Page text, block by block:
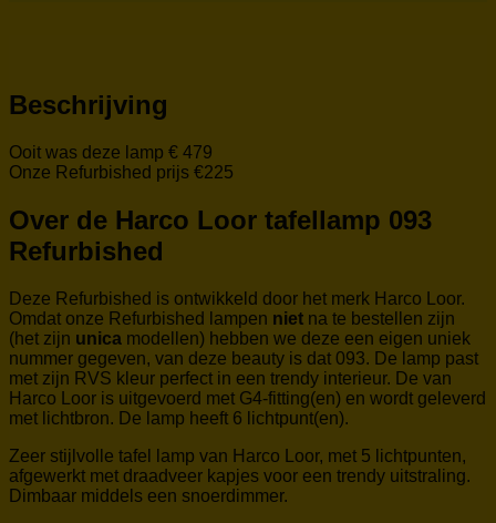
Beschrijving
Ooit was deze lamp € 479
Onze Refurbished prijs €225
Over de Harco Loor tafellamp 093
Refurbished
Deze Refurbished is ontwikkeld door het merk Harco Loor.
Omdat onze Refurbished lampen niet na te bestellen zijn
(het zijn unica modellen) hebben we deze een eigen uniek
nummer gegeven, van deze beauty is dat 093. De lamp past
met zijn RVS kleur perfect in een trendy interieur. De van
Harco Loor is uitgevoerd met G4-fitting(en) en wordt geleverd
met lichtbron. De lamp heeft 6 lichtpunt(en).
Zeer stijlvolle tafel lamp van Harco Loor, met 5 lichtpunten,
afgewerkt met draadveer kapjes voor een trendy uitstraling.
Dimbaar middels een snoerdimmer.